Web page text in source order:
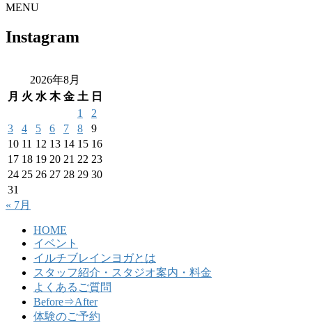
MENU
Instagram
2026年8月
月 火 水 木 金 土 日
1
2
3
4 5 6 7 8
9
10 11 12 13 14 15 16
17 18 19 20 21 22 23
24 25 26 27 28 29 30
31
« 7月
HOME
イベント
イルチブレインヨガとは
スタッフ紹介・スタジオ案内・料金
よくあるご質問
Before⇒After
体験のご予約